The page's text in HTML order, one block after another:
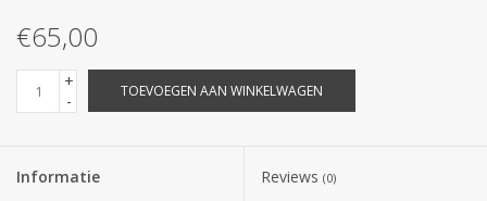
€65,00
+
-
TOEVOEGEN AAN WINKELWAGEN
Informatie Reviews (0)